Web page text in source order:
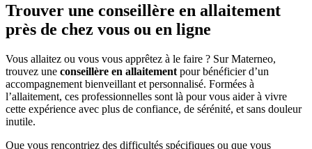
Trouver une conseillère en allaitement
près de chez vous ou en ligne
Vous allaitez ou vous vous apprêtez à le faire ? Sur Materneo,
trouvez une conseillère en allaitement pour bénéficier d’un
accompagnement bienveillant et personnalisé. Formées à
l’allaitement, ces professionnelles sont là pour vous aider à vivre
cette expérience avec plus de confiance, de sérénité, et sans douleur
inutile.
Que vous rencontriez des difficultés spécifiques ou que vous